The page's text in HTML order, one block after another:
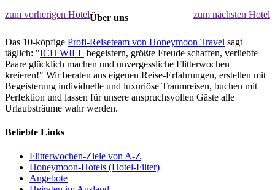
zum vorherigen Hotel
zum nächsten Hotel
Über uns
Das 10-köpfige Profi-Reiseteam von Honeymoon Travel sagt
täglich: "ICH WILL begeistern, größte Freude schaffen, verliebte
Paare glücklich machen und unvergessliche Flitterwochen
kreieren!" Wir beraten aus eigenen Reise-Erfahrungen, erstellen mit
Begeisterung individuelle und luxuriöse Traumreisen, buchen mit
Perfektion und lassen für unsere anspruchsvollen Gäste alle
Urlaubsträume wahr werden.
Beliebte Links
Flitterwochen-Ziele von A-Z
Honeymoon-Hotels (Hotel-Filter)
Angebote